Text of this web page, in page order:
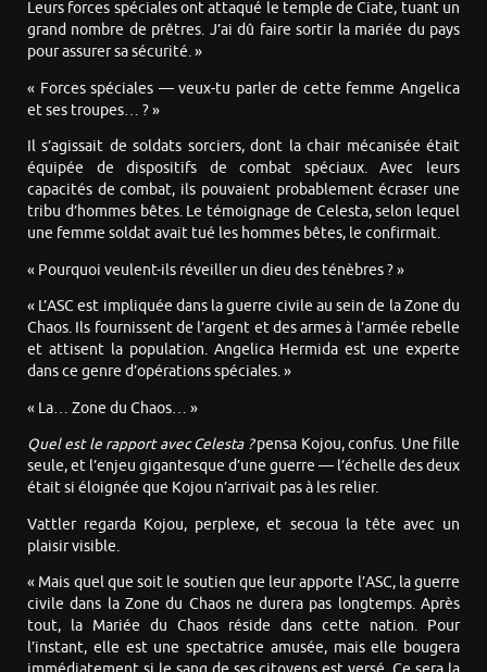
Leurs forces spéciales ont attaqué le temple de Ciate, tuant un
grand nombre de prêtres. J’ai dû faire sortir la mariée du pays
pour assurer sa sécurité. »
« Forces spéciales — veux-tu parler de cette femme Angelica
et ses troupes… ? »
Il s’agissait de soldats sorciers, dont la chair mécanisée était
équipée de dispositifs de combat spéciaux. Avec leurs
capacités de combat, ils pouvaient probablement écraser une
tribu d’hommes bêtes. Le témoignage de Celesta, selon lequel
une femme soldat avait tué les hommes bêtes, le confirmait.
« Pourquoi veulent-ils réveiller un dieu des ténèbres ? »
« L’ASC est impliquée dans la guerre civile au sein de la Zone du
Chaos. Ils fournissent de l’argent et des armes à l’armée rebelle
et attisent la population. Angelica Hermida est une experte
dans ce genre d’opérations spéciales. »
« La… Zone du Chaos… »
Quel est le rapport avec Celesta ?pensa Kojou, confus. Une fille
seule, et l’enjeu gigantesque d’une guerre — l’échelle des deux
était si éloignée que Kojou n’arrivait pas à les relier.
Vattler regarda Kojou, perplexe, et secoua la tête avec un
plaisir visible.
« Mais quel que soit le soutien que leur apporte l’ASC, la guerre
civile dans la Zone du Chaos ne durera pas longtemps. Après
tout, la Mariée du Chaos réside dans cette nation. Pour
l’instant, elle est une spectatrice amusée, mais elle bougera